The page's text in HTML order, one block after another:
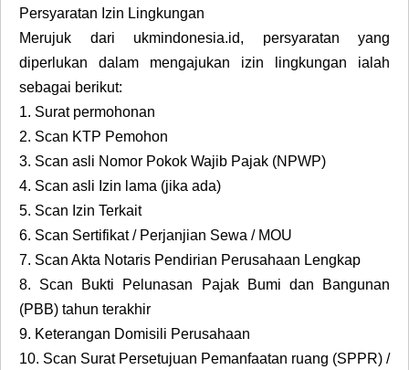
Persyaratan Izin Lingkungan
Merujuk dari ukmindonesia.id, persyaratan yang
diperlukan dalam mengajukan izin lingkungan ialah
sebagai berikut:
1. Surat permohonan
2. Scan KTP Pemohon
3. Scan asli Nomor Pokok Wajib Pajak (NPWP)
4. Scan asli Izin lama (jika ada)
5. Scan Izin Terkait
6. Scan Sertifikat / Perjanjian Sewa / MOU
7. Scan Akta Notaris Pendirian Perusahaan Lengkap
8.
Scan Bukti Pelunasan Pajak Bumi dan Bangunan
(PBB) tahun terakhir
9. Keterangan Domisili Perusahaan
10. Scan Surat Persetujuan Pemanfaatan ruang (SPPR) /